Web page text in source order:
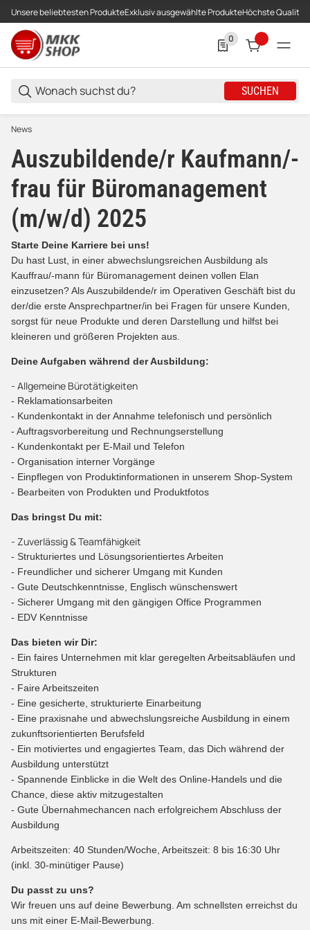
Unsere beliebtesten ProdukteExklusiv ausgewählte ProdukteHöchste Qualität
SUCHEN
0
0 Produkte in der
News
Auszubildende/r Kaufmann/-
frau für Büromanagement
(m/w/d) 2025
Starte Deine Karriere bei uns!
Du hast Lust, in einer abwechslungsreichen Ausbildung als
Kauffrau/-mann für Büromanagement deinen vollen Elan
einzusetzen? Als Auszubildende/r im Operativen Geschäft bist du
der/die erste Ansprechpartner/in bei Fragen für unsere Kunden,
sorgst für neue Produkte und deren Darstellung und hilfst bei
kleineren und größeren Projekten aus.
Deine Aufgaben während der Ausbildung:
- Allgemeine Bürotätigkeiten
- Reklamationsarbeiten
- Kundenkontakt in der Annahme telefonisch und persönlich
- Auftragsvorbereitung und Rechnungserstellung
- Kundenkontakt per E-Mail und Telefon
- Organisation interner Vorgänge
- Einpflegen von Produktinformationen in unserem Shop-System
- Bearbeiten von Produkten und Produktfotos
Das bringst Du mit:
- Zuverlässig & Teamfähigkeit
- Strukturiertes und Lösungsorientiertes Arbeiten
- Freundlicher und sicherer Umgang mit Kunden
- Gute Deutschkenntnisse, Englisch wünschenswert
- Sicherer Umgang mit den gängigen Office Programmen
- EDV Kenntnisse
Das bieten wir Dir:
- Ein faires Unternehmen mit klar geregelten Arbeitsabläufen und
Strukturen
- Faire Arbeitszeiten
- Eine gesicherte, strukturierte Einarbeitung
- Eine praxisnahe und abwechslungsreiche Ausbildung in einem
zukunftsorientierten Berufsfeld
- Ein motiviertes und engagiertes Team, das Dich während der
Ausbildung unterstützt
- Spannende Einblicke in die Welt des Online-Handels und die
Chance, diese aktiv mitzugestalten
- Gute Übernahmechancen nach erfolgreichem Abschluss der
Ausbildung
Arbeitszeiten: 40 Stunden/Woche, Arbeitszeit: 8 bis 16:30 Uhr
(inkl. 30-minütiger Pause)
Du passt zu uns?
Wir freuen uns auf deine Bewerbung. Am schnellsten erreichst du
uns mit einer E-Mail-Bewerbung.